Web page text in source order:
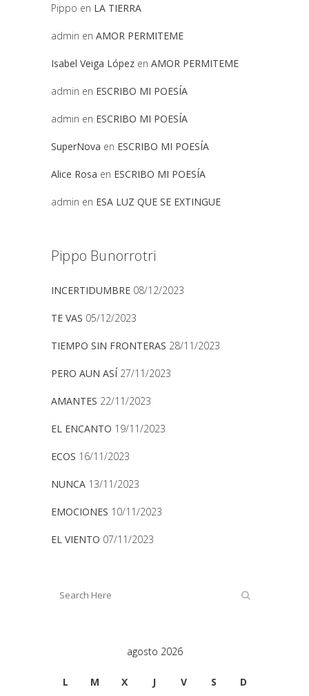
Pippo en LA TIERRA
admin en AMOR PERMITEME
Isabel Veiga López en AMOR PERMITEME
admin en ESCRIBO MI POESÍA
admin en ESCRIBO MI POESÍA
SuperNova en ESCRIBO MI POESÍA
Alice Rosa en ESCRIBO MI POESÍA
admin en ESA LUZ QUE SE EXTINGUE
Pippo Bunorrotri
INCERTIDUMBRE 08/12/2023
TE VAS 05/12/2023
TIEMPO SIN FRONTERAS 28/11/2023
PERO AUN ASÍ 27/11/2023
AMANTES 22/11/2023
EL ENCANTO 19/11/2023
ECOS 16/11/2023
NUNCA 13/11/2023
EMOCIONES 10/11/2023
EL VIENTO 07/11/2023
agosto 2026
L M X J V S
D